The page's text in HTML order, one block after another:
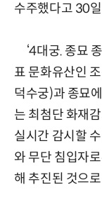
수주했다고 30
‘4대궁. 종묘
표 문화유산인
덕수궁)과 종묘
는 최첨단 화재
실시간 감시할
와 무단 침입자
해 추진된 것으